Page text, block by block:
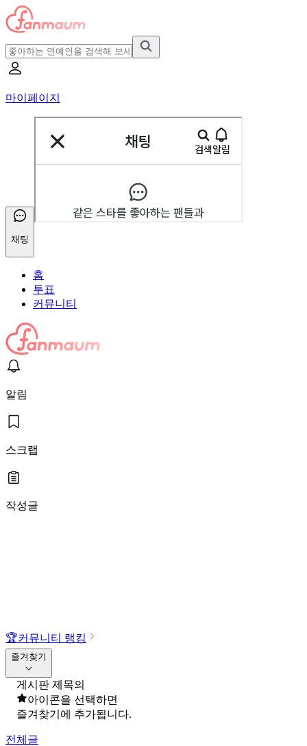
마이페이지
채팅
홈
투표
커뮤니티
알림
스크랩
작성글
🏆커뮤니티 랭킹
즐겨찾기
게시판 제목의
아이콘을 선택하면
즐겨찾기에 추가됩니다.
전체글